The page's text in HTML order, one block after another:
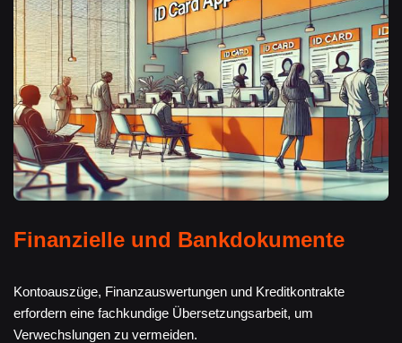
Finanzielle und Bankdokumente
Kontoauszüge, Finanzauswertungen und Kreditkontrakte
erfordern eine fachkundige Übersetzungsarbeit, um
Verwechslungen zu vermeiden.